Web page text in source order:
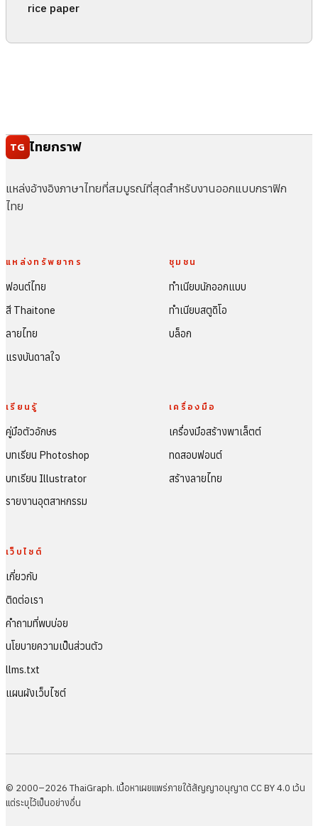
rice paper
TG ไทยกราฟ
แหล่งอ้างอิงภาษาไทยที่สมบูรณ์ที่สุดสำหรับงานออกแบบกราฟิก
ไทย
แหล่งทรัพยากร
ฟอนต์ไทย
สี Thaitone
ลายไทย
แรงบันดาลใจ
ชุมชน
ทำเนียบนักออกแบบ
ทำเนียบสตูดิโอ
บล็อก
เรียนรู้
คู่มือตัวอักษร
บทเรียน Photoshop
บทเรียน Illustrator
รายงานอุตสาหกรรม
เครื่องมือ
เครื่องมือสร้างพาเล็ตต์
ทดสอบฟอนต์
สร้างลายไทย
เว็บไซต์
เกี่ยวกับ
ติดต่อเรา
คำถามที่พบบ่อย
นโยบายความเป็นส่วนตัว
llms.txt
แผนผังเว็บไซต์
© 2000–2026 ThaiGraph. เนื้อหาเผยแพร่ภายใต้สัญญาอนุญาต CC BY 4.0 เว้น
แต่ระบุไว้เป็นอย่างอื่น